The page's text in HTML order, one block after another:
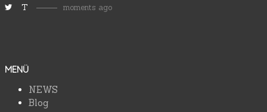
T moments ago
MENÜ
NEWS
Blog